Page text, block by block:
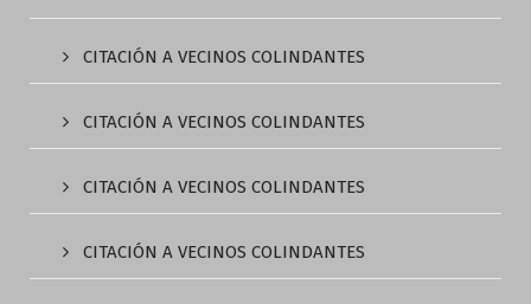
CITACIÓN A VECINOS COLINDANTES
CITACIÓN A VECINOS COLINDANTES
CITACIÓN A VECINOS COLINDANTES
CITACIÓN A VECINOS COLINDANTES